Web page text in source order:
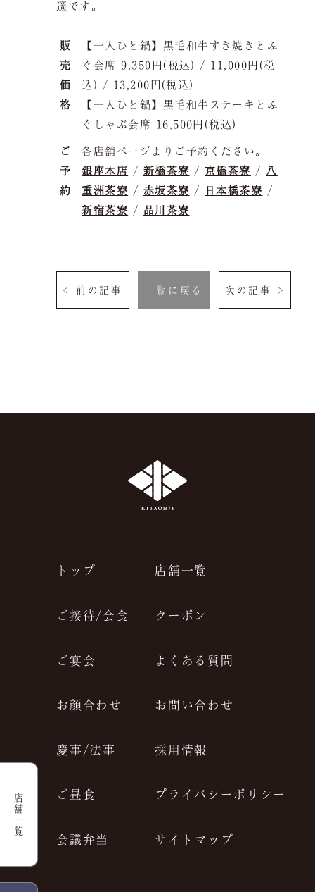
適です。
販
売
価
格
【一人ひと鍋】黒毛和牛すき焼きとふ
ぐ会席 9,350円(税込) / 11,000円(税
込) / 13,200円(税込)
【一人ひと鍋】黒毛和牛ステーキとふ
ぐしゃぶ会席 16,500円(税込)
ご
予
約
各店舗ページよりご予約ください。
銀座本店 / 新橋茶寮 / 京橋茶寮 /
八
重洲茶寮 / 赤坂茶寮 / 日本橋茶寮 /
新宿茶寮 / 品川茶寮
< 前の記事 一覧に戻る 次の記事 >
店舗一覧
トップ
ご接待/会食
ご宴会
お顔合わせ
慶事/法事
ご昼食
会議弁当
店舗一覧
クーポン
よくある質問
お問い合わせ
採用情報
プライバシーポリシー
サイトマップ